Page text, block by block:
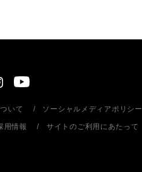
いて ソーシャルメディアポリシー
用情報 サイトのご利用にあたって